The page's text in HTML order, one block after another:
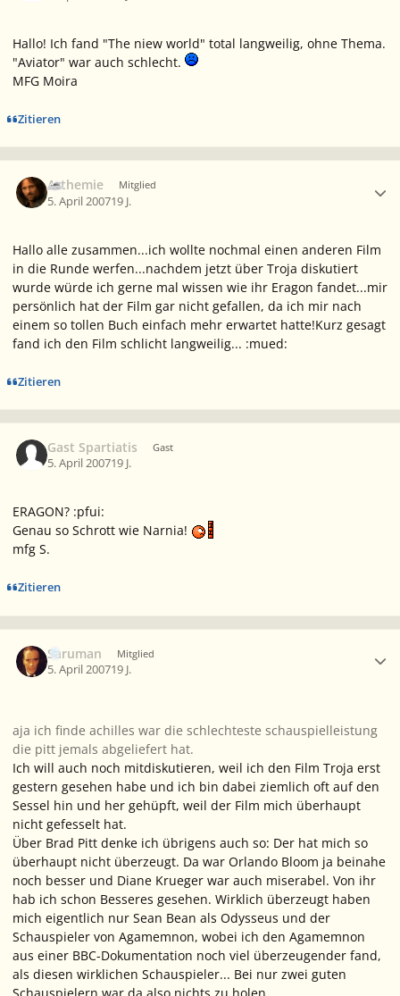
Hallo! Ich fand "The niew world" total langweilig, ohne Thema.
"Aviator" war auch schlecht.
MFG Moira
Zitieren
Arthemie Mitglied
5. April 200719 J.
Hallo alle zusammen...ich wollte nochmal einen anderen Film
in die Runde werfen...nachdem jetzt über Troja diskutiert
wurde würde ich gerne mal wissen wie ihr Eragon fandet...mir
persönlich hat der Film gar nicht gefallen, da ich mir nach
einem so tollen Buch einfach mehr erwartet hatte!Kurz gesagt
fand ich den Film schlicht langweilig... :mued:
Zitieren
Gast Spartiatis Gast
5. April 200719 J.
ERAGON? :pfui:
Genau so Schrott wie Narnia!
mfg S.
Zitieren
Saruman Mitglied
5. April 200719 J.
aja ich finde achilles war die schlechteste schauspielleistung
die pitt jemals abgeliefert hat.
Ich will auch noch mitdiskutieren, weil ich den Film Troja erst
gestern gesehen habe und ich bin dabei ziemlich oft auf den
Sessel hin und her gehüpft, weil der Film mich überhaupt
nicht gefesselt hat.
Über Brad Pitt denke ich übrigens auch so: Der hat mich so
überhaupt nicht überzeugt. Da war Orlando Bloom ja beinahe
noch besser und Diane Krueger war auch miserabel. Von ihr
hab ich schon Besseres gesehen. Wirklich überzeugt haben
mich eigentlich nur Sean Bean als Odysseus und der
Schauspieler von Agamemnon, wobei ich den Agamemnon
aus einer BBC-Dokumentation noch viel überzeugender fand,
als diesen wirklichen Schauspieler... Bei nur zwei guten